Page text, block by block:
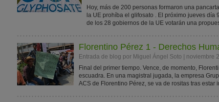
Hoy, más de 200 personas formaron una
la UE prohíba el glifosato . El próximo jueves día
de los 28 gobiernos de la UE votarán una
Florentino Pérez 1 - Derechos
Entrada de blog por Miguel Ángel Soto | noviembre
Final del primer tiempo. Vence, de momento,
escuadra. En una magistral jugada, la empresa
ACS de Florentino Pérez, se va de rositas tras estar